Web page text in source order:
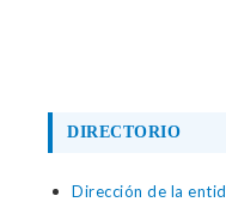
DIRECTORIO
Dirección de la